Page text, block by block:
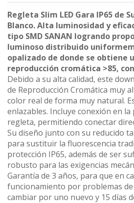
Regleta Slim LED Gara IP65 de
Blanco. Alta luminosidad y
tipo SMD SANAN logrando
luminoso distribuido
opalizado de donde se obtiene
reproducción cromática >85,
Debido a su alta calidad, este
de Reproducción Cromática muy
color real de forma muy natural.
enlazables. Incluye conexión en
regleta, permitiendo conectar
Su diseño junto con su reducido
para sustituir la fluorescencia
protección IP65, además de ser
robusto para las exigencias
Garantía de 3 años, para que en
funcionamiento por problemas
cambiar por uno nuevo y 15 días